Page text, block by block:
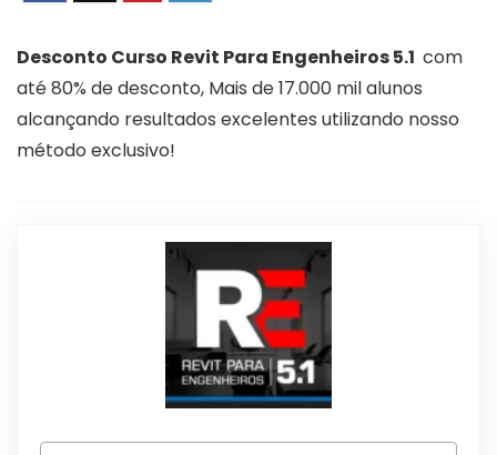
Desconto Curso Revit Para Engenheiros 5.1 com
até 80% de desconto, Mais de 17.000 mil alunos
alcançando resultados excelentes utilizando nosso
método exclusivo!